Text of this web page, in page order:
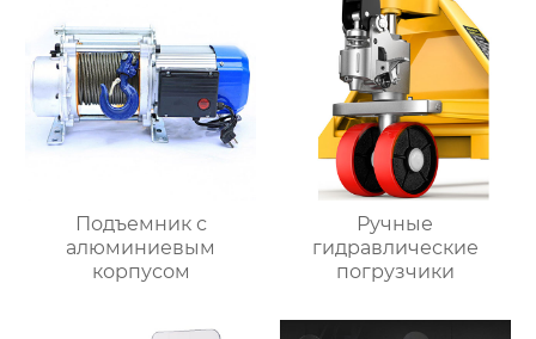
Подъемник с
алюминиевым
корпусом
Ручные
гидравлические
погрузчики